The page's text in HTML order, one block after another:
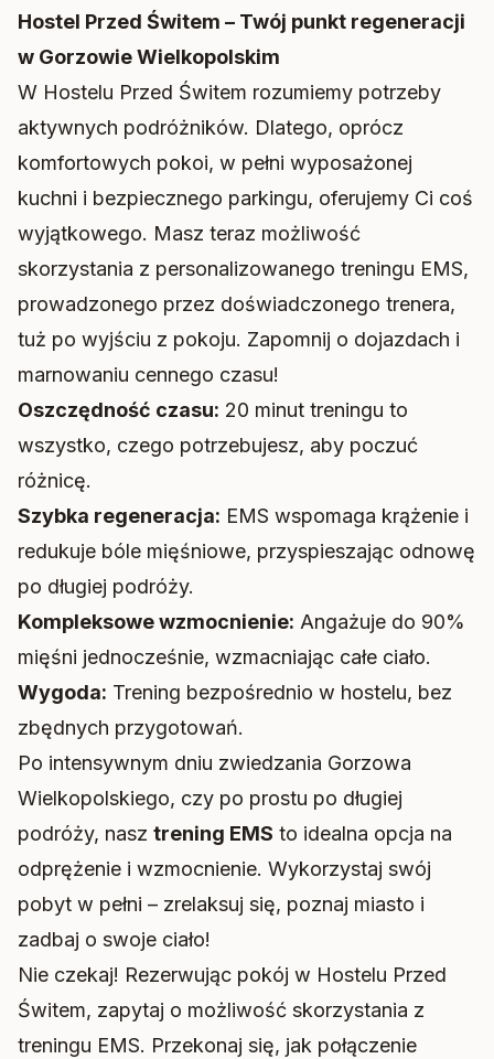
Hostel Przed Świtem – Twój punkt regeneracji
w Gorzowie Wielkopolskim
W Hostelu Przed Świtem rozumiemy potrzeby
aktywnych podróżników. Dlatego, oprócz
komfortowych pokoi, w pełni wyposażonej
kuchni i bezpiecznego parkingu, oferujemy Ci coś
wyjątkowego. Masz teraz możliwość
skorzystania z personalizowanego treningu EMS,
prowadzonego przez doświadczonego trenera,
tuż po wyjściu z pokoju. Zapomnij o dojazdach i
marnowaniu cennego czasu!
Oszczędność czasu: 20 minut treningu to
wszystko, czego potrzebujesz, aby poczuć
różnicę.
Szybka regeneracja: EMS wspomaga krążenie i
redukuje bóle mięśniowe, przyspieszając odnowę
po długiej podróży.
Kompleksowe wzmocnienie: Angażuje do 90%
mięśni jednocześnie, wzmacniając całe ciało.
Wygoda: Trening bezpośrednio w hostelu, bez
zbędnych przygotowań.
Po intensywnym dniu zwiedzania Gorzowa
Wielkopolskiego, czy po prostu po długiej
podróży, nasz trening EMS to idealna opcja na
odprężenie i wzmocnienie. Wykorzystaj swój
pobyt w pełni – zrelaksuj się, poznaj miasto i
zadbaj o swoje ciało!
Nie czekaj! Rezerwując pokój w Hostelu Przed
Świtem, zapytaj o możliwość skorzystania z
treningu EMS. Przekonaj się, jak połączenie